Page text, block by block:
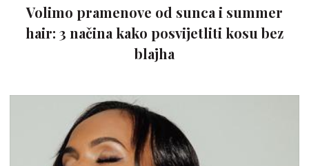
Volimo pramenove od sunca i summer
hair: 3 načina kako posvijetliti kosu bez
blajha